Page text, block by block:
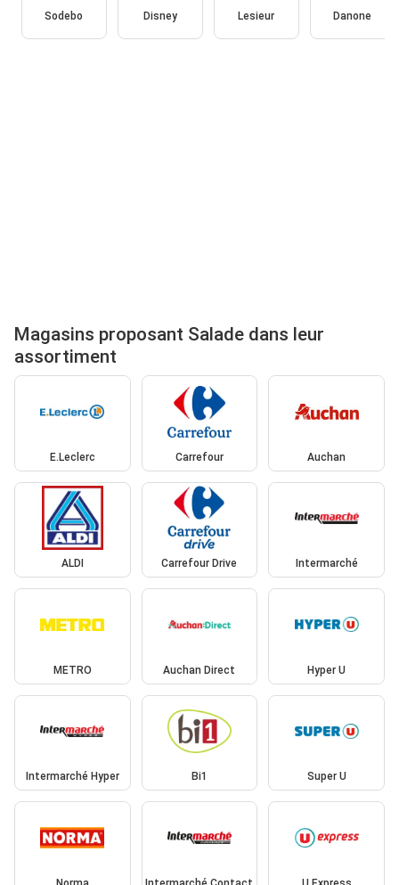
Sodebo Disney Lesieur Danone
Magasins proposant Salade dans leur
assortiment
E.Leclerc Carrefour Auchan
ALDI Carrefour Drive Intermarché
METRO Auchan Direct Hyper U
Intermarché Hyper Bi1 Super U